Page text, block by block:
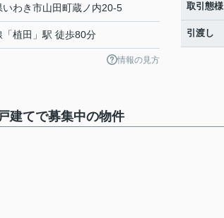
いわき市山田町蔵ノ内20-5
「植田 」駅 徒歩80分
情報の見方
取引態様
引渡し
建てで募集中の物件